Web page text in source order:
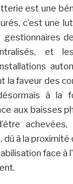
est une
c’est une
et
la faveur des
à la
aux baisses
à la proximité
face à